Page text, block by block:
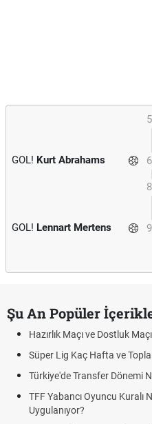
GOL! Kurt Abrahams
GOL! Lennart Mertens
Şu An Popüler
Hazırlık Maçı ve Dostluk
Süper Lig Kaç Hafta ve
Türkiye'de Transfer Dönemi
TFF Yabancı Oyuncu Kuralı
Uygulanıyor?